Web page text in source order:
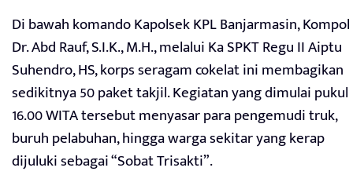
Di bawah komando Kapolsek KPL Banjarmasin, Kompol
Dr. Abd Rauf, S.I.K., M.H., melalui Ka SPKT Regu II Aiptu
Suhendro, HS, korps seragam cokelat ini membagikan
sedikitnya 50 paket takjil. Kegiatan yang dimulai pukul
16.00 WITA tersebut menyasar para pengemudi truk,
buruh pelabuhan, hingga warga sekitar yang kerap
dijuluki sebagai “Sobat Trisakti”.